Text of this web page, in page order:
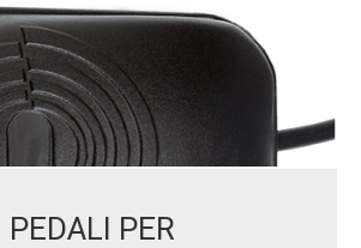
PEDALI PER